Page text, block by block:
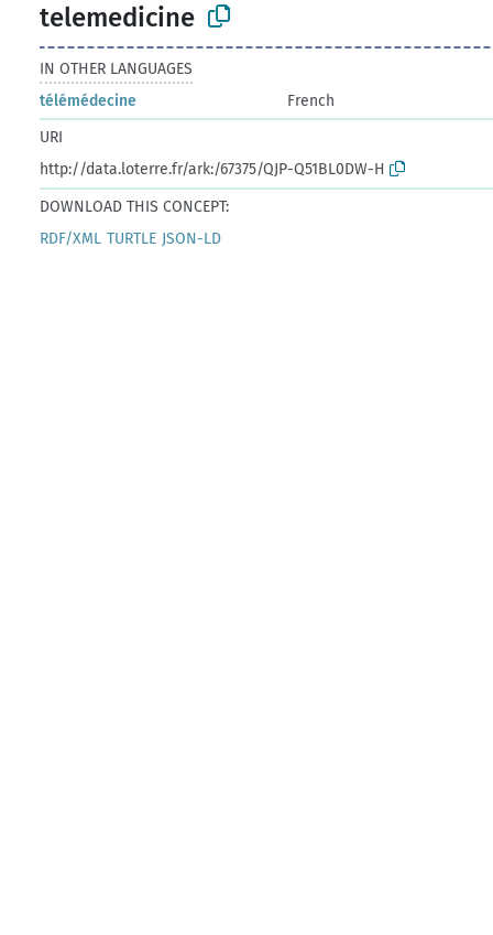
telemedicine
IN OTHER LANGUAGES
télémédecine
French
URI
http://data.loterre.fr/ark:/67375/QJP-Q51BL0DW-H
DOWNLOAD THIS CONCEPT:
RDF/XML TURTLE JSON-LD